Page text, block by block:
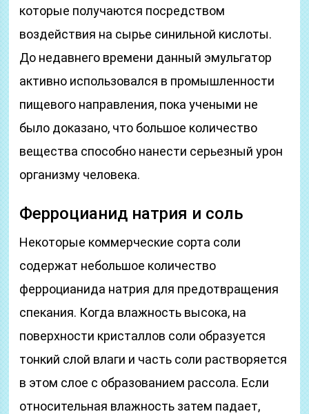
которые получаются посредством
воздействия на сырье синильной кислоты.
До недавнего времени данный эмульгатор
активно использовался в промышленности
пищевого направления, пока учеными не
было доказано, что большое количество
вещества способно нанести серьезный урон
организму человека.
Ферроцианид натрия и соль
Некоторые коммерческие сорта соли
содержат небольшое количество
ферроцианида натрия для предотвращения
спекания. Когда влажность высока, на
поверхности кристаллов соли образуется
тонкий слой влаги и часть соли растворяется
в этом слое с образованием рассола. Если
относительная влажность затем падает,